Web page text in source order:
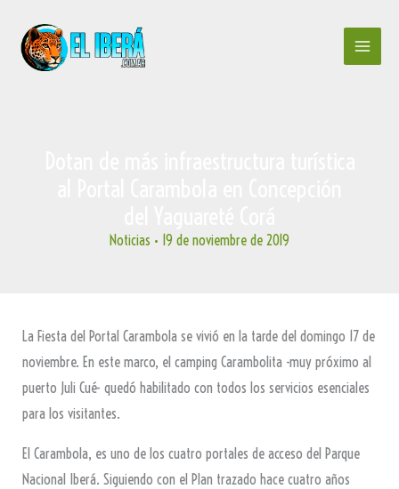
contenido
Noticias • 19 de noviembre de 2019
La Fiesta del Portal Carambola se vivió en la tarde del domingo 17 de
noviembre. En este marco, el camping Carambolita -muy próximo al
puerto Juli Cué- quedó habilitado con todos los servicios esenciales
para los visitantes.
El Carambola, es uno de los cuatro portales de acceso del Parque
Nacional Iberá. Siguiendo con el Plan trazado hace cuatro años